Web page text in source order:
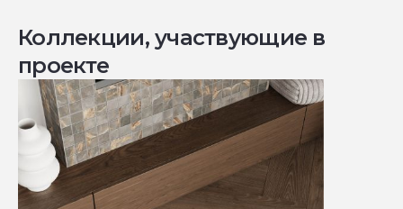
Коллекции, участвующие в
проекте